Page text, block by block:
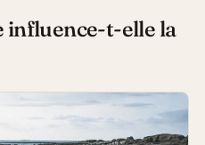
influence-t-elle la